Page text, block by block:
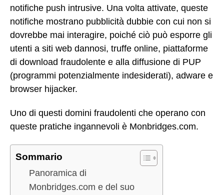
notifiche push intrusive. Una volta attivate, queste
notifiche mostrano pubblicità dubbie con cui non si
dovrebbe mai interagire, poiché ciò può esporre gli
utenti a siti web dannosi, truffe online, piattaforme
di download fraudolente e alla diffusione di PUP
(programmi potenzialmente indesiderati), adware e
browser hijacker.
Uno di questi domini fraudolenti che operano con
queste pratiche ingannevoli è Monbridges.com.
Sommario
Panoramica di
Monbridges.com e del suo